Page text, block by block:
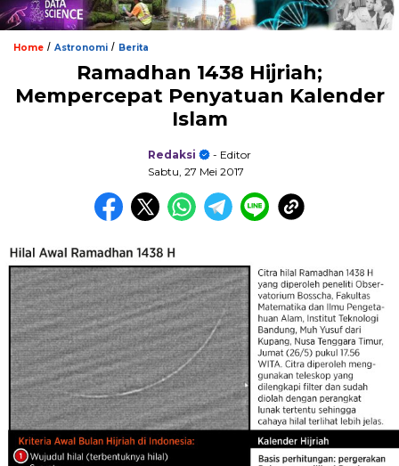
Home / Astronomi / Berita
Ramadhan 1438 Hijriah;
Mempercepat Penyatuan Kalender
Islam
Redaksi
- Editor
Sabtu, 27 Mei 2017